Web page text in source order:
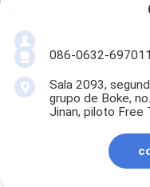
086-0632-
Sala 2093,
grupo de Boke,
Jinan, piloto Free